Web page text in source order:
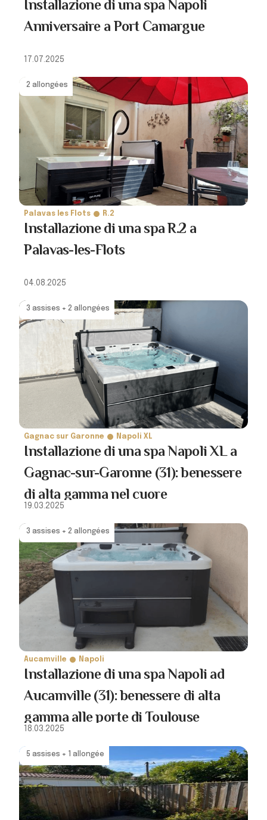
Installazione di una spa Napoli
Anniversaire a Port Camargue
17.07.2025
2 allongées
Palavas les Flots R.2
Installazione di una spa R.2 a
Palavas-les-Flots
04.08.2025
3 assises + 2 allongées
Gagnac sur Garonne Napoli XL
Installazione di una spa Napoli XL a
Gagnac-sur-Garonne (31): benessere
di alta gamma nel cuore
19.03.2025
3 assises + 2 allongées
Aucamville Napoli
Installazione di una spa Napoli ad
Aucamville (31): benessere di alta
gamma alle porte di Toulouse
18.03.2025
5 assises + 1 allongée